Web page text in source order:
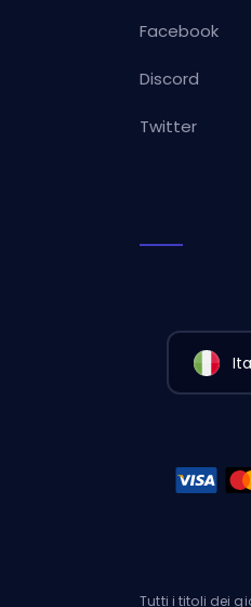
Facebook
Discord
Twitter
Tutti i titoli dei